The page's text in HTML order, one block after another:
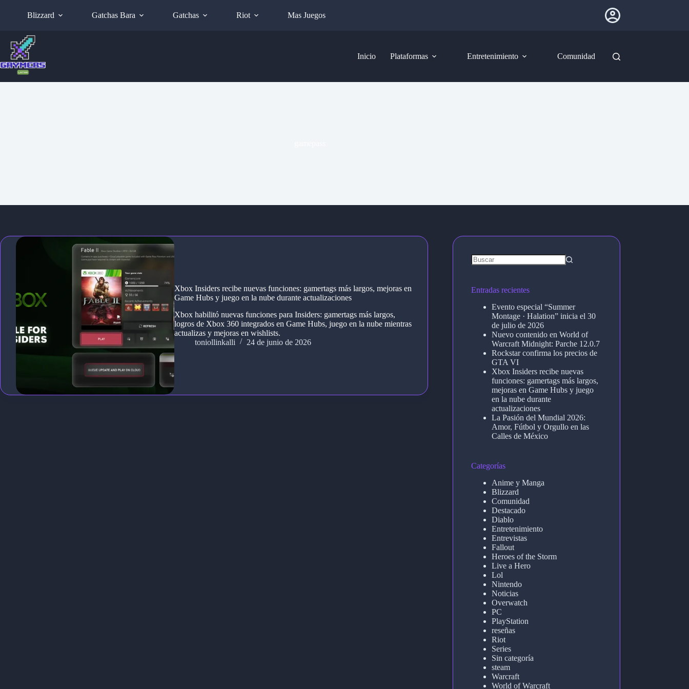
Blizzard Gatchas Bara Gatchas Riot Mas Juegos
Inicio Plataformas Entretenimiento Comunidad
Xbox Insiders recibe nuevas funciones: gamertags más largos, mejoras en
Game Hubs y juego en la nube durante actualizaciones
Xbox habilitó nuevas funciones para Insiders: gamertags más largos,
logros de Xbox 360 integrados en Game Hubs, juego en la nube mientras
actualizas y mejoras en wishlists.
toniollinkalli
24 de junio de 2026
Entradas recientes
Evento especial “Summer
Montage · Halation” inicia el 30
de julio de 2026
Nuevo contenido en World of
Warcraft Midnight: Parche 12.0.7
Rockstar confirma los precios de
GTA VI
Xbox Insiders recibe nuevas
funciones: gamertags más largos,
mejoras en Game Hubs y juego
en la nube durante
actualizaciones
La Pasión del Mundial 2026:
Amor, Fútbol y Orgullo en las
Calles de México
Categorías
Anime y Manga
Blizzard
Comunidad
Destacado
Diablo
Entretenimiento
Entrevistas
Fallout
Heroes of the Storm
Live a Hero
Lol
Nintendo
Noticias
Overwatch
PC
PlayStation
reseñas
Riot
Series
Sin categoría
steam
Warcraft
World of Warcraft